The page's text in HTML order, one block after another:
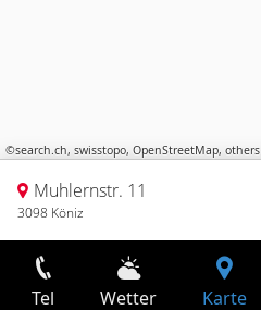
©search.ch, swisstopo, OpenStreetMap, others
Muhlernstr. 11
3098 Köniz
Tel Wetter Karte